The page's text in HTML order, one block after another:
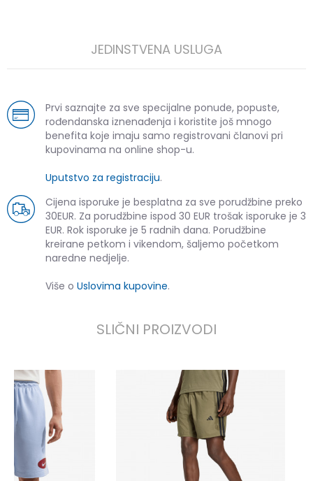
JEDINSTVENA USLUGA
Prvi saznajte za sve specijalne ponude, popuste,
rođendanska iznenađenja i koristite još mnogo
benefita koje imaju samo registrovani članovi pri
kupovinama na online shop-u.
Uputstvo za registraciju.
Cijena isporuke je besplatna za sve porudžbine preko
30EUR. Za porudžbine ispod 30 EUR trošak isporuke je 3
EUR. Rok isporuke je 5 radnih dana. Porudžbine
kreirane petkom i vikendom, šaljemo početkom
naredne nedjelje.
Više o Uslovima kupovine.
SLIČNI PROIZVODI